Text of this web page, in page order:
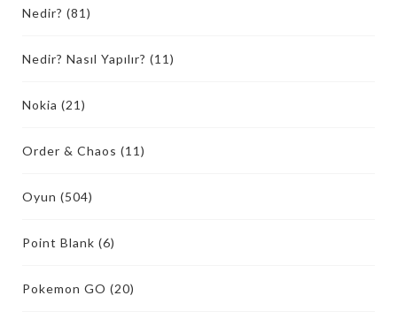
Nedir? (81)
Nedir? Nasıl Yapılır? (11)
Nokia (21)
Order & Chaos (11)
Oyun (504)
Point Blank (6)
Pokemon GO (20)